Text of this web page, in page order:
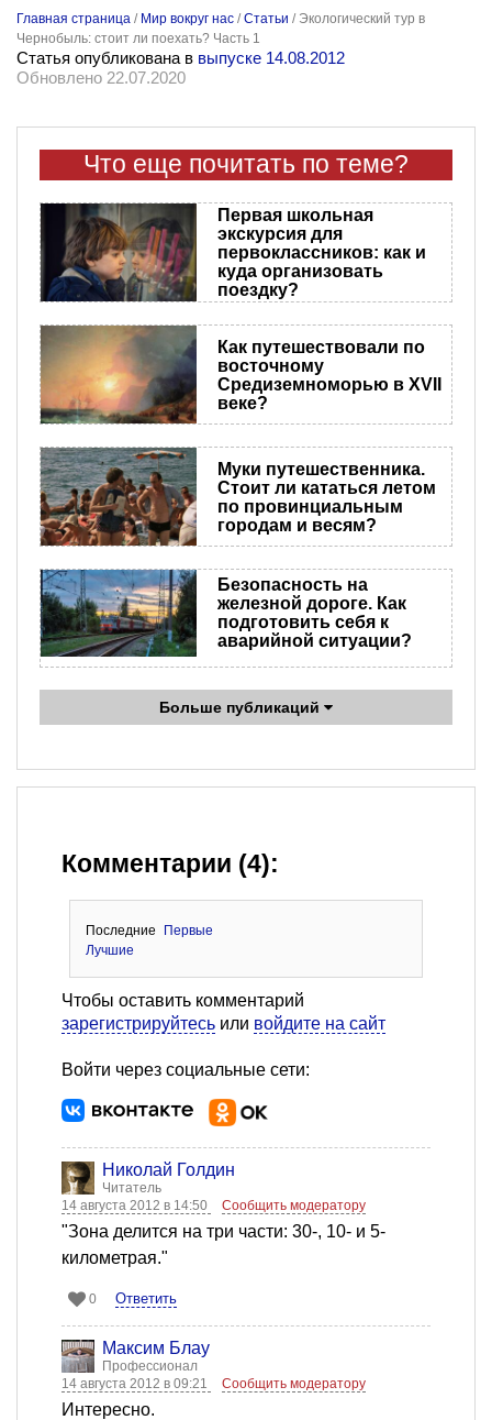
Главная страница / Мир вокруг нас /Статьи / Экологический тур в
Чернобыль: стоит ли поехать? Часть 1
Статья опубликована в выпуске 14.08.2012
Обновлено 22.07.2020
Что еще почитать по теме?
Первая школьная
экскурсия для
первоклассников: как и
куда организовать
поездку?
Как путешествовали по
восточному
Средиземноморью в XVII
веке?
Муки путешественника.
Стоит ли кататься летом
по провинциальным
городам и весям?
Безопасность на
железной дороге. Как
подготовить себя к
аварийной ситуации?
Больше публикаций
Комментарии (4):
Последние
Первые
Лучшие
Чтобы оставить комментарий
зарегистрируйтесь или войдите на сайт
Войти через социальные сети:
Николай Голдин
Читатель
14 августа 2012 в 14:50
Сообщить модератору
"Зона делится на три части: 30-, 10- и 5-
километрая."
0 Ответить
Максим Блау
Профессионал
14 августа 2012 в 09:21
Сообщить модератору
Интересно.